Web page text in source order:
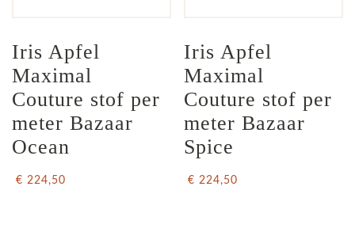
Iris Apfel
Maximal
Couture stof per
meter Bazaar
Ocean
€ 224,50
Iris Apfel
Maximal
Couture stof per
meter Bazaar
Spice
€ 224,50